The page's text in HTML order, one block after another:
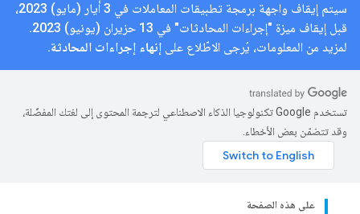
سيتم إيقاف واجهة برمجة تطبيقات المعاملات في 3 أيار (مايو) 2023،
قبل إيقاف ميزة "إجراءات المحادثات" في 13 حزيران (يونيو) 2023.
لمزيد من المعلومات، يُرجى الاطّلاع على إنهاء إجراءات المحادثة.
تستخدم Google تكنولوجيا الذكاء الاصطناعي لترجمة المحتوى إلى لغتك المفضّلة،
وقد تتضمّن بعض الأخطاء.
على هذه الصفحة